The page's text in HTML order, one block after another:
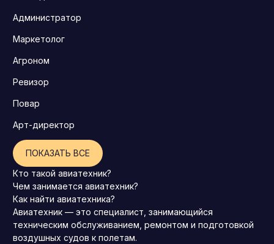
Администратор
Маркетолог
Агроном
Ревизор
Повар
Арт-директор
ПОКАЗАТЬ ВСЕ
Кто такой авиатехник?
Чем занимается авиатехник?
Как найти авиатехника?
Авиатехник — это специалист, занимающийся
техническим обслуживанием, ремонтом и подготовкой
воздушных судов к полетам.